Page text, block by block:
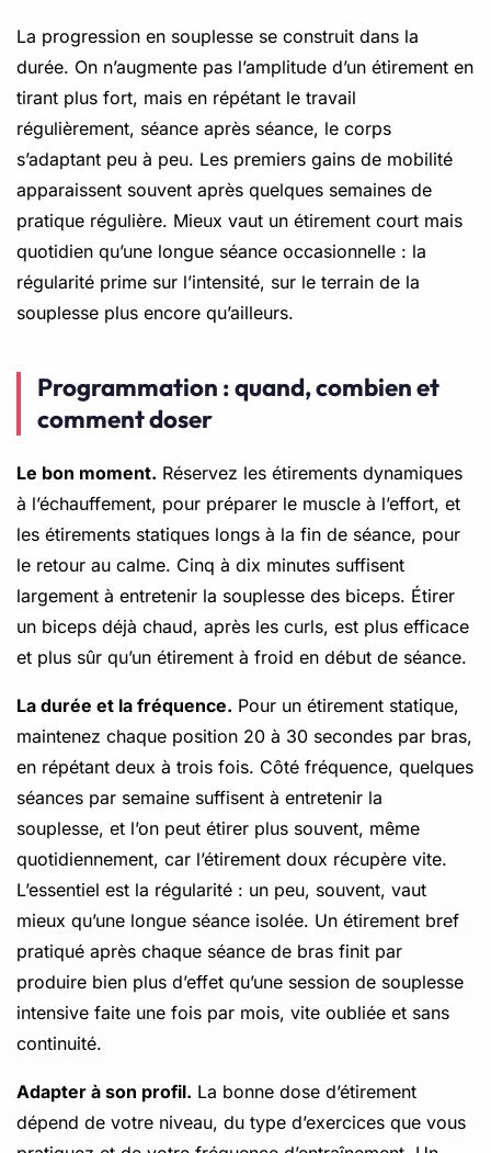
La progression en souplesse se construit dans la
durée. On n’augmente pas l’amplitude d’un étirement en
tirant plus fort, mais en répétant le travail
régulièrement, séance après séance, le corps
s’adaptant peu à peu. Les premiers gains de mobilité
apparaissent souvent après quelques semaines de
pratique régulière. Mieux vaut un étirement court mais
quotidien qu’une longue séance occasionnelle : la
régularité prime sur l’intensité, sur le terrain de la
souplesse plus encore qu’ailleurs.
Programmation : quand, combien et
comment doser
Le bon moment. Réservez les étirements dynamiques
à l’échauffement, pour préparer le muscle à l’effort, et
les étirements statiques longs à la fin de séance, pour
le retour au calme. Cinq à dix minutes suffisent
largement à entretenir la souplesse des biceps. Étirer
un biceps déjà chaud, après les curls, est plus efficace
et plus sûr qu’un étirement à froid en début de séance.
La durée et la fréquence. Pour un étirement statique,
maintenez chaque position 20 à 30 secondes par bras,
en répétant deux à trois fois. Côté fréquence, quelques
séances par semaine suffisent à entretenir la
souplesse, et l’on peut étirer plus souvent, même
quotidiennement, car l’étirement doux récupère vite.
L’essentiel est la régularité : un peu, souvent, vaut
mieux qu’une longue séance isolée. Un étirement bref
pratiqué après chaque séance de bras finit par
produire bien plus d’effet qu’une session de souplesse
intensive faite une fois par mois, vite oubliée et sans
continuité.
Adapter à son profil. La bonne dose d’étirement
dépend de votre niveau, du type d’exercices que vous